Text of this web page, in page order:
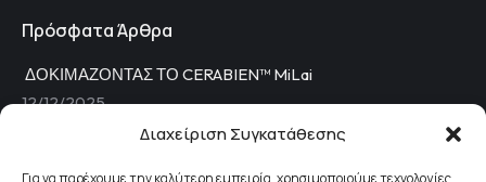
Διαχείριση Συγκατάθεσης
Για να παρέχουμε την καλύτερη εμπειρία, χρησιμοποιούμε τεχνολογίες
Πρόσφατα Άρθρα
ΔΟΚΙΜΑΖΟΝΤΑΣ ΤΟ CERABIEN™ MiLai
12/12/2025
Ο νέος τρόπος μικρο-διαστρωμάτωσης
11/04/2025